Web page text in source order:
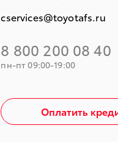
cservices@toyotafs.ru
8 800 200 08 40
пн-пт 09:00-19:00
Оплатить